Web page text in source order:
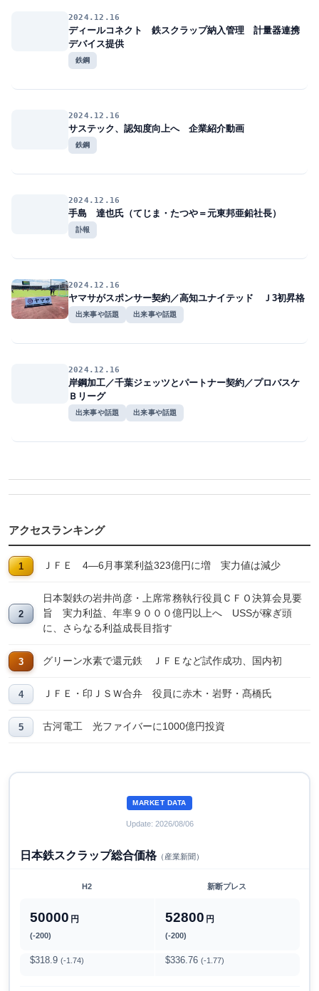
2024.12.16
ディールコネクト 鉄スクラップ納入管理 計量器連携
デバイス提供
鉄鋼
2024.12.16
サステック、認知度向上へ 企業紹介動画
鉄鋼
2024.12.16
手島 達也氏（てじま・たつや＝元東邦亜鉛社長）
訃報
2024.12.16
ヤマサがスポンサー契約／高知ユナイテッド Ｊ3初昇格
出来事や話題 出来事や話題
2024.12.16
岸鋼加工／千葉ジェッツとパートナー契約／プロバスケ
Ｂリーグ
出来事や話題 出来事や話題
アクセスランキング
ＪＦＥ 4―6月事業利益323億円に増 実力値は減少
日本製鉄の岩井尚彦・上席常務執行役員ＣＦＯ決算会見要
旨 実力利益、年率９０００億円以上へ USSが稼ぎ頭
に、さらなる利益成長目指す
グリーン水素で還元鉄 ＪＦＥなど試作成功、国内初
ＪＦＥ・印ＪＳＷ合弁 役員に赤木・岩野・髙橋氏
古河電工 光ファイバーに1000億円投資
MARKET DATA
Update: 2026/08/06
日本鉄スクラップ総合価格（産業新聞）
H2 新断プレス
50000 円
(-200)
52800 円
(-200)
$318.9 (-1.74) $336.76 (-1.77)